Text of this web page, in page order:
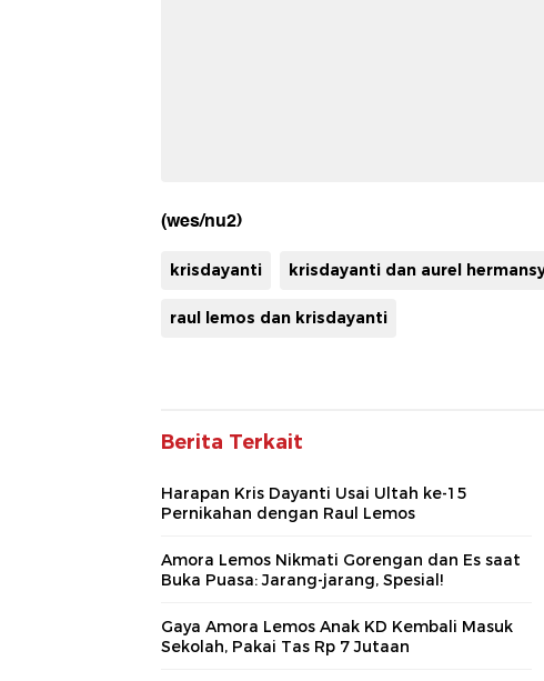
(wes/nu2)
krisdayanti krisdayanti dan aurel
raul lemos dan krisdayanti
Berita Terkait
Harapan Kris Dayanti Usai Ultah ke-15
Pernikahan dengan Raul Lemos
Amora Lemos Nikmati Gorengan dan Es saat
Buka Puasa: Jarang-jarang, Spesial!
Gaya Amora Lemos Anak KD Kembali Masuk
Sekolah, Pakai Tas Rp 7 Jutaan